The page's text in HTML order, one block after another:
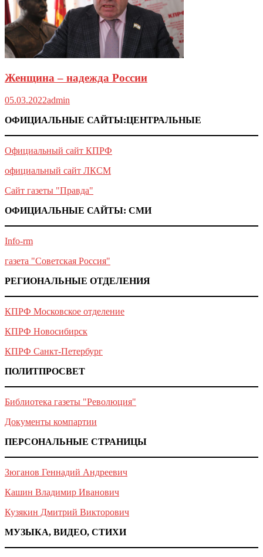
Женщина – надежда России
05.03.2022admin
ОФИЦИАЛЬНЫЕ САЙТЫ:ЦЕНТРАЛЬНЫЕ
Официальный сайт КПРФ
официальный сайт ЛКСМ
Сайт газеты "Правда"
ОФИЦИАЛЬНЫЕ САЙТЫ: СМИ
Info-rm
газета "Советская Россия"
РЕГИОНАЛЬНЫЕ ОТДЕЛЕНИЯ
КПРФ Московское отделение
КПРФ Новосибирск
КПРФ Санкт-Петербург
ПОЛИТПРОСВЕТ
Библиотека газеты "Революция"
Документы компартии
ПЕРСОНАЛЬНЫЕ СТРАНИЦЫ
Зюганов Геннадий Андреевич
Кашин Владимир Иванович
Кузякин Дмитрий Викторович
МУЗЫКА, ВИДЕО, СТИХИ